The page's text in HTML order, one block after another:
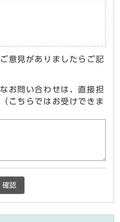
意見がありましたらご記
お問い合わせは、直接担
こちらではお受けできま
確認